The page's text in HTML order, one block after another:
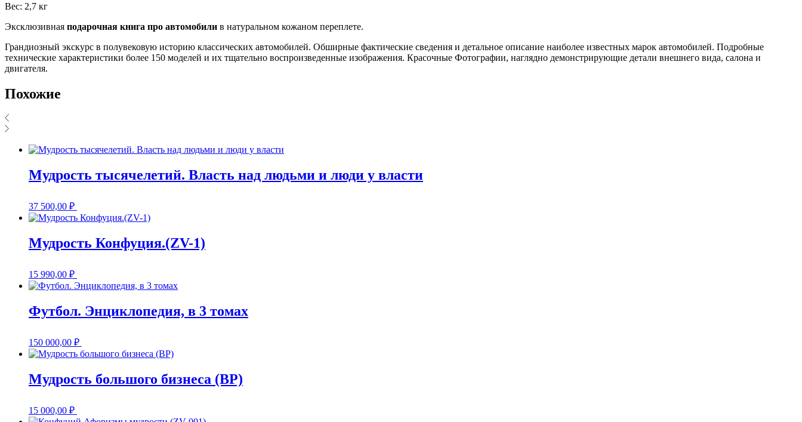
Вес: 2,7 кг
Эксклюзивная подарочная книга про автомобили в натуральном кожаном переплете.
Грандиозный экскурс в полувековую историю классических автомобилей. Обширные фактические сведения и детальное описание наиболее известных марок автомобилей. Подробные
технические характеристики более 150 моделей и их тщательно воспроизведенные изображения. Красочные Фотографии, наглядно демонстрирующие детали внешнего вида, салона и
двигателя.
Похожие
Мудрость тысячелетий. Власть над людьми и люди у власти
37 500,00 ₽
Мудрость Конфуция.(ZV-1)
15 990,00 ₽
Футбол. Энциклопедия, в 3 томах
150 000,00 ₽
Мудрость большого бизнеса (BP)
15 000,00 ₽